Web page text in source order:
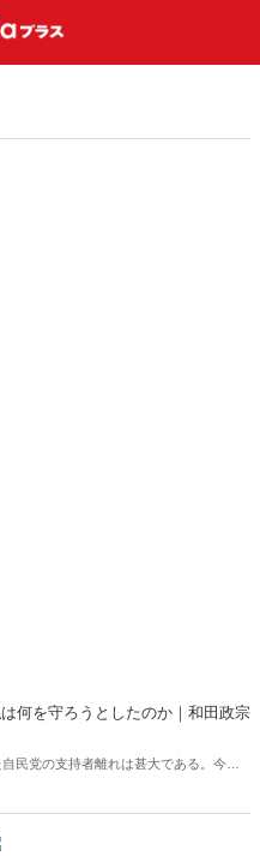
何を守ろうとしたのか｜和田政宗
民党の支持者離れは甚大である。今す